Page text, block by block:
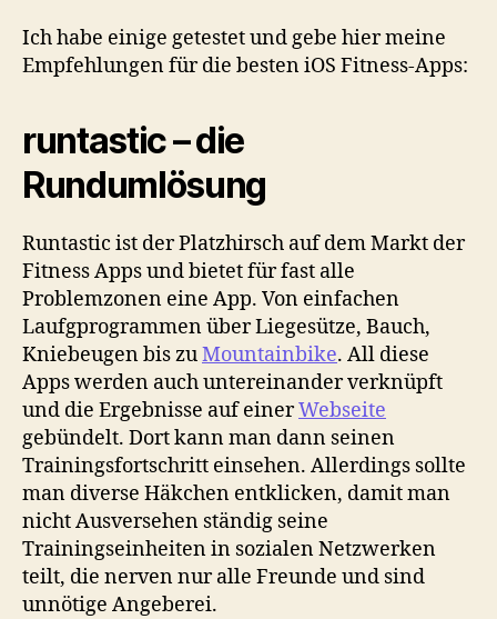
Ich habe einige getestet und gebe hier meine
Empfehlungen für die besten iOS Fitness-Apps:
runtastic – die
Rundumlösung
Runtastic ist der Platzhirsch auf dem Markt der
Fitness Apps und bietet für fast alle
Problemzonen eine App. Von einfachen
Laufgprogrammen über Liegesütze, Bauch,
Kniebeugen bis zuMountainbike. All diese
Apps werden auch untereinander verknüpft
und die Ergebnisse auf einerWebseite
gebündelt. Dort kann man dann seinen
Trainingsfortschritt einsehen. Allerdings sollte
man diverse Häkchen entklicken, damit man
nicht Ausversehen ständig seine
Trainingseinheiten in sozialen Netzwerken
teilt, die nerven nur alle Freunde und sind
unnötige Angeberei.